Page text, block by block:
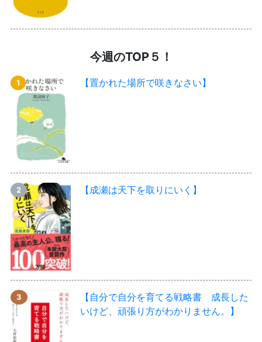
今週のTOP５！
【置かれた場所で咲きなさい】
【成瀬は天下を取りにいく】
【自分で自分を育てる戦略書 成長した
いけど、頑張り方がわかりません。】